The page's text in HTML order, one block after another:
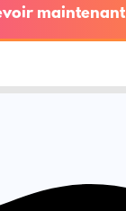
maintenant